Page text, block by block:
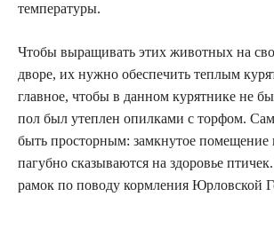
температуры.
Чтобы выращивать этих животных на
дворе, их нужно обеспечить теплым
главное, чтобы в данном курятнике не
пол был утеплен опилками с торфом.
быть просторным: замкнутое помещение
пагубно сказываются на здоровье
рамок по поводу кормления Юрловской